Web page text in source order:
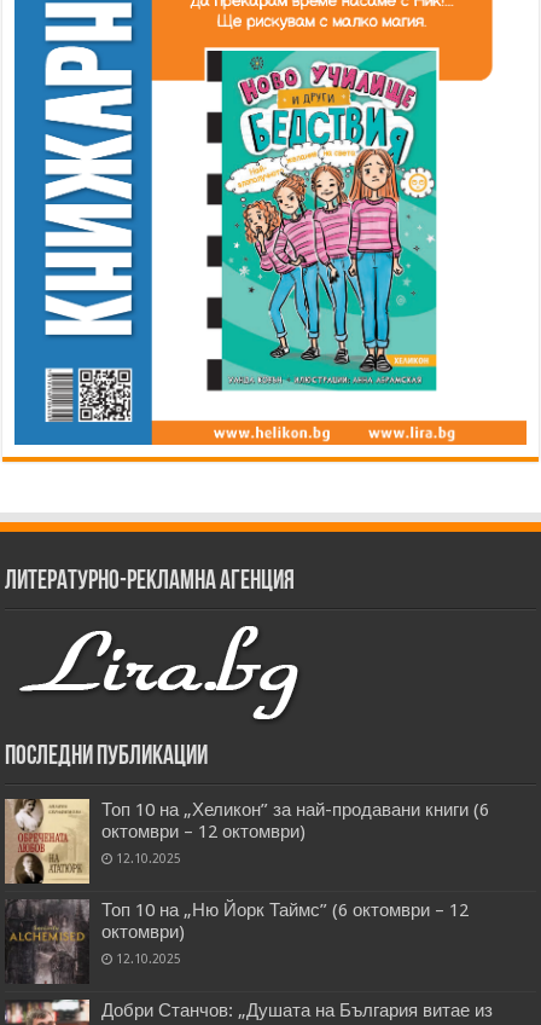
Литературно-рекламна агенция
Последни публикации
Топ 10 на „Хеликон” за най-продавани книги (6
октомври – 12 октомври)
12.10.2025
Топ 10 на „Ню Йорк Таймс” (6 октомври – 12
октомври)
12.10.2025
Добри Станчов: „Душата на България витае из